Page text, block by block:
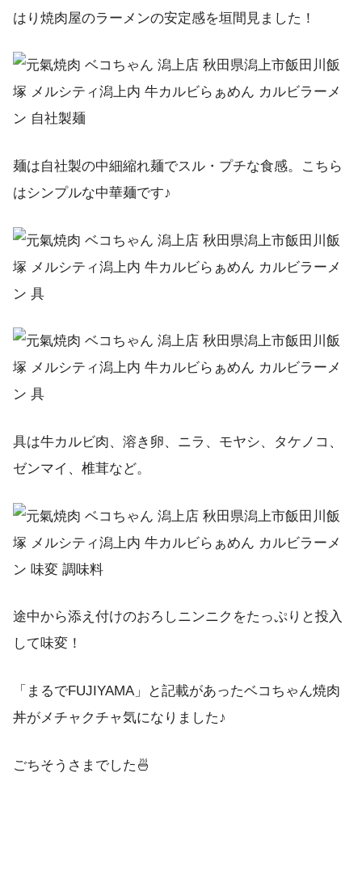
はり焼肉屋のラーメンの安定感を垣間見ました！
麺は自社製の中細縮れ麺でスル・プチな食感。こちら
はシンプルな中華麺です♪
具は牛カルビ肉、溶き卵、ニラ、モヤシ、タケノコ、
ゼンマイ、椎茸など。
途中から添え付けのおろしニンニクをたっぷりと投入
して味変！
「まるでFUJIYAMA」と記載があったベコちゃん焼肉
丼がメチャクチャ気になりました♪
ごちそうさまでした🍜